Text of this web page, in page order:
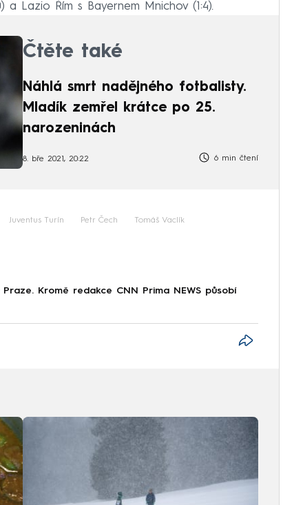
a Lazio Řím s Bayernem Mnichov (1:4).
Čtěte také
Náhlá smrt nadějného fotbalisty.
Mladík zemřel krátce po 25.
narozeninách
8. bře 2021, 20:22 6 min čtení
Juventus Turín Petr Čech Tomáš Vaclík
Kromě redakce CNN Prima NEWS působí